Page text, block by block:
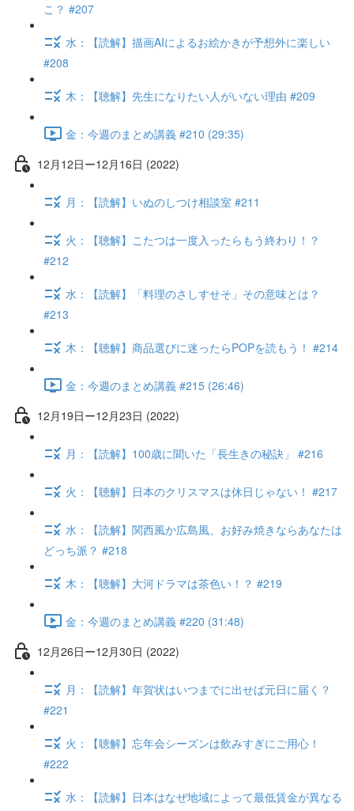
こ？ #207
水：【読解】描画AIによるお絵かきが予想外に楽しい
#208
木：【聴解】先生になりたい人がいない理由 #209
金：今週のまとめ講義 #210 (29:35)
12月12日ー12月16日 (2022)
月：【読解】いぬのしつけ相談室 #211
火：【聴解】こたつは一度入ったらもう終わり！？
#212
水：【読解】「料理のさしすせそ」その意味とは？
#213
木：【聴解】商品選びに迷ったらPOPを読もう！ #214
金：今週のまとめ講義 #215 (26:46)
12月19日ー12月23日 (2022)
月：【読解】100歳に聞いた「長生きの秘訣」 #216
火：【聴解】日本のクリスマスは休日じゃない！ #217
水：【読解】関西風か広島風、お好み焼きならあなたは
どっち派？ #218
木：【聴解】大河ドラマは茶色い！？ #219
金：今週のまとめ講義 #220 (31:48)
12月26日ー12月30日 (2022)
月：【読解】年賀状はいつまでに出せば元日に届く？
#221
火：【聴解】忘年会シーズンは飲みすぎにご用心！
#222
水：【読解】日本はなぜ地域によって最低賃金が異なる